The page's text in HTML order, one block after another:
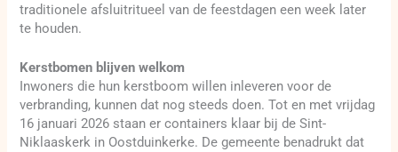
traditionele afsluitritueel van de feestdagen een week later
te houden.
Kerstbomen blijven welkom
Inwoners die hun kerstboom willen inleveren voor de
verbranding, kunnen dat nog steeds doen. Tot en met vrijdag
16 januari 2026 staan er containers klaar bij de Sint-
Niklaaskerk in Oostduinkerke. De gemeente benadrukt dat